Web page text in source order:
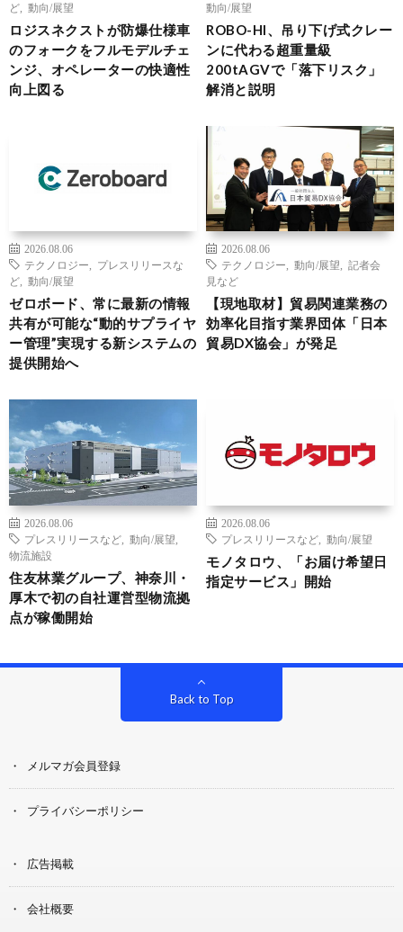
ど
動向/展望
ロジスネクストが防爆仕様車
のフォークをフルモデルチェ
ンジ、オペレーターの快適性
向上図る
動向/展望
ROBO-HI、吊り下げ式クレー
ンに代わる超重量級
200tAGVで「落下リスク」
解消と説明
2026.08.06
テクノロジー
プレスリリースな
ど
動向/展望
ゼロボード、常に最新の情報
共有が可能な“動的サプライヤ
ー管理”実現する新システムの
提供開始へ
2026.08.06
テクノロジー
動向/展望
記者会
見など
【現地取材】貿易関連業務の
効率化目指す業界団体「日本
貿易DX協会」が発足
2026.08.06
プレスリリースなど
動向/展望
物流施設
住友林業グループ、神奈川・
厚木で初の自社運営型物流拠
点が稼働開始
2026.08.06
プレスリリースなど
動向/展望
モノタロウ、「お届け希望日
指定サービス」開始
Back to Top
メルマガ会員登録
プライバシーポリシー
広告掲載
会社概要